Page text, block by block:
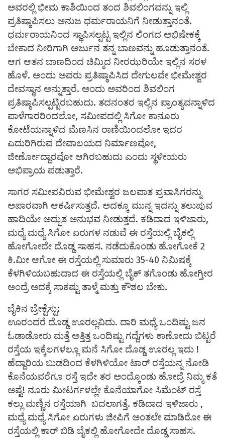
ಅವರಲ್ಲಿ ಭೀಮ ಕಾಶಿಯಿಂದ ತಂದ ಶಿವಲಿಂಗವನ್ನು ಇಲ್ಲಿ
ಪ್ರತಿಷ್ಠಾಪಿಸಲು ಅನುಜ ಧರ್ಮರಾಯನಿಗೆ ನೀಡುತ್ತಾನಂತೆ.
ಧರ್ಮರಾಯನಿಂದ ಸ್ಥಾಪಿಸಲ್ಪಟ್ಟ ಇಲ್ಲಿನ ಲಿಂಗದ ಅಭಿಷೇಕಕ್ಕೆ
ಬೇಕಾದ ನೀರಿಗಾಗಿ ಅರ್ಜುನ ತನ್ನ ಬಾಣವನ್ನು ಹೂಡುತ್ತಾನಂತೆ.
ಆಗ ಆತನ ಬಾಣದಿಂದ ಚಿಮ್ಮಿದ ನೀರಝರಿಯೇ ಇಲ್ಲಿನ ಸರಳ
ಹೊಳೆ. ಅಂದು ಅವರು ಪ್ರತಿಷ್ಠಾಪಿಸಿದ ದೇಗುಲವೇ ಭೀಮೇಶ್ವರ
ದೇವಸ್ಥಾನ ಅನ್ನುತ್ತಾರೆ. ಅಂದು ಅವರಿಂದ ಶಿವಲಿಂಗ
ಪ್ರತಿಷ್ಠಾಪಿಸಲ್ಪಟ್ಟಿರಬಹುದು. ತದನಂತರ ಇಲ್ಲಿನ ಪ್ರಾಂತ್ಯವನ್ನಾಳಿದ
ಪಾಳೆಗಾರರಿಂದಲೋ, ಸಮೀಪದಲ್ಲಿ ಸಿಗೋ ಕಾನೂರು
ಕೋಟೆಯನ್ನಾಳಿದ ಮೆಣಸಿನ ರಾಣಿಯಿಂದಲೋ ಇದರ
ಎದುರಿಗಿರುವ ದೇವಾಲಯದ ನಿರ್ಮಾಣವೋ,
ಜೀರ್ಣೋದ್ದಾರವೋ ಆಗಿರಬಹುದು ಎಂದು ಸ್ಥಳೀಯರು
ಅಭಿಪ್ರಾಯ ಪಡುತ್ತಾರೆ.
ಸಾಗರ ಸಮೀಪವಿರುವ ಭೀಮೇಶ್ವರ ಜಲಪಾತ ಪ್ರವಾಸಿಗರನ್ನು
ಅಪಾರವಾಗಿ ಆಕರ್ಷಿಸುತ್ತದೆ. ಅದಕ್ಕೂ ಮುನ್ನ ಇದನ್ನು ತಲುಪುವ
ಹಾದಿಯೇ ಅದ್ಭುತ ಅನುಭವ ನೀಡುತ್ತದೆ. ಕಡಿದಾದ ಇಳಿಜಾರು,
ಮಧ್ಯೆ ಮಧ್ಯೆ ಸಿಗೋ ಏರುಗಳ ನಡುವೆ ಈ ರಸ್ತೆಯಲ್ಲಿ ಬೈಕಲ್ಲಿ
ಹೋಗೋದೇ ದೊಡ್ಡ ಸಾಹಸ. ನಡೆದುಕೊಂಡು ಹೋಗೋಕೆ 2
ಕಿ.ಮೀ ಆಗೋ ಈ ರಸ್ತೆಯಲ್ಲಿ ಸುಮಾರು 35-40 ನಿಮಿಷಕ್ಕೆ
ಕೆಳಗಿಳಿಯಬಹುದಾದ ಈ ರಸ್ತೆಯಲ್ಲಿ ಬೈಕ್‌ ತಗೊಂಡು ಹೋಗ್ತೀರ
ಅಂದ್ರೆ ಅದಕ್ಕೆ ಸಾಕಷ್ಟು ತಾಳ್ಮೆ ಮತ್ತು ಕೌಶಲ ಬೇಕು.
ಬೈಕಿನ ಬ್ರೇಕ್ಟೆಸ್ಟು:
ಊರಂದರೆ ದೊಡ್ಡ ಊರಲ್ಲವಿದು. ದಾರಿ ಮಧ್ಯೆ ಒಂದಿಷ್ಟು ಜನ
ಓಡಾಡೋರು ಮತ್ತೆ ಅತ್ತಿತ್ತ ಒಂದಿಷ್ಟು ಗದ್ದೆಗಳು ಕಾಣೋದು ಬಿಟ್ಟರೆ
ರಸ್ತೆಯ ಇಕ್ಕೆಲಗಳಲ್ಲೂ ಮನೆ ಸಿಗೋ ದೊಡ್ಡ ಊರಲ್ಲ ಇದು !
ಹೆದ್ದಾರಿಯ ಬುಡದಿಂದ ಕೆಳಗಿಳಿಯೋ ಟಾರ್ ರಸ್ತೆಯನ್ನ ನೋಡಿ
ಕೊನೆಯವರೆಗೂ ರಸ್ತೆ ಇದೇ ತರ ಅಂದ್ಕೊಂಡು ಹೋದ್ರೆ ನಿಮ್ಮ ಕತೆ
ಅಷ್ಟೆ! ನೂರು ಮೀಟರ್ಗಳಲ್ಲೇ ಕೊನೆಯಾಗೋ ಸಿಮೆಂಟ್ ರಸ್ತೆ
ಕಲ್ಲು ಮಣ್ಣಿನ ರಸ್ತೆಯಾಗಿ ಬದಲಾಗತ್ತೆ. ಕಡಿದಾದ ಇಳಿಜಾರು ,
ಮಧ್ಯೆ ಮಧ್ಯೆ ಸಿಗೋ ಏರುಗಳು ಜೀಪಿಗೆ ಅಂತಲೇ ಮಾಡಿರೋ ಈ
ರಸ್ತೆಯಲ್ಲಿ ಕಾರ್ ಬಿಡಿ ಬೈಕಲ್ಲಿ ಹೋಗೋದೇ ದೊಡ್ಡ ಸಾಹಸ.